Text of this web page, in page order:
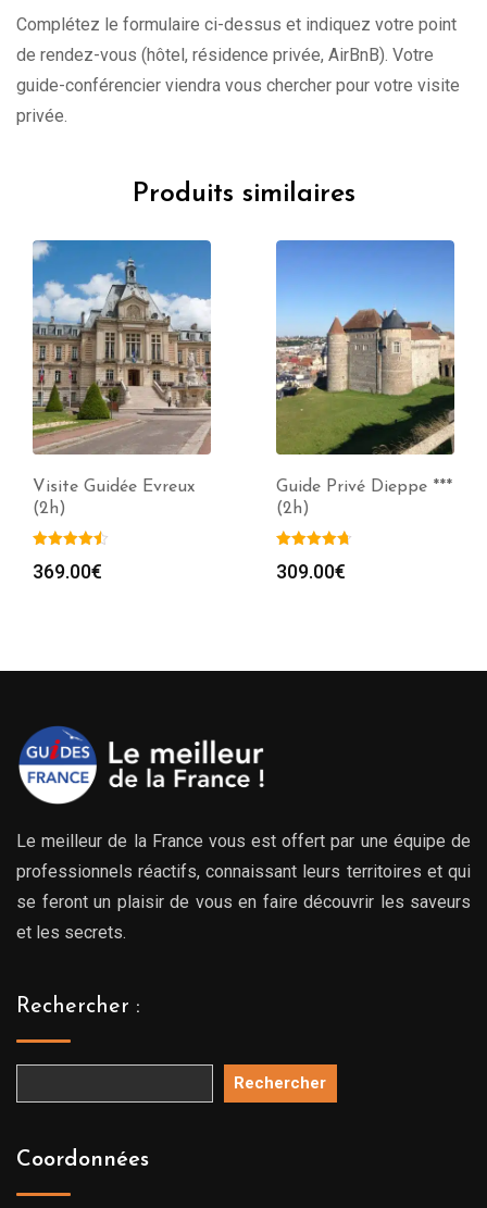
Complétez le formulaire ci-dessus et indiquez votre point
de rendez-vous (hôtel, résidence privée, AirBnB). Votre
guide-conférencier viendra vous chercher pour votre visite
privée.
Produits similaires
Visite Guidée Evreux
(2h)
369.00€
Guide Privé Dieppe ***
(2h)
309.00€
Le meilleur de la France vous est offert par une équipe de
professionnels réactifs, connaissant leurs territoires et qui
se feront un plaisir de vous en faire découvrir les saveurs
et les secrets.
Rechercher :
Rechercher
Coordonnées